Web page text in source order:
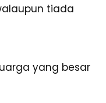
tiada
yang besar